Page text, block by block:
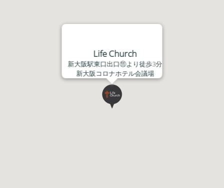
Life Church
新大阪駅東口出口⑪より徒歩3分
新大阪コロナホテル会議場